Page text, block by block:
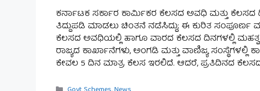
ಕರ್ನಾಟಕ ಸರ್ಕಾರ ಕಾರ್ಮಿಕರ ಕೆಲಸದ ಅವಧಿ ಮತ್ತು ಕೆಲಸದ
ತಿದ್ದುಪಡಿ ಮಾಡಲು ಚಿಂತನೆ ನಡೆಸಿದ್ದು; ಈ ಕುರಿತ ಸಂಪೂರ್ಣ
ಕೆಲಸದ ಅವಧಿಯಲ್ಲಿ ಹಾಗೂ ವಾರದ ಕೆಲಸದ ದಿನಗಳಲ್ಲಿ
ರಾಜ್ಯದ ಕಾರ್ಖಾನೆಗಳು, ಅಂಗಡಿ ಮತ್ತು ವಾಣಿಜ್ಯ ಸಂಸ್ಥೆಗಳಲ್ಲಿ
ಕೇವಲ 5 ದಿನ ಮಾತ್ರ ಕೆಲಸ ಇರಲಿದೆ. ಆದರೆ, ಪ್ರತಿದಿನದ